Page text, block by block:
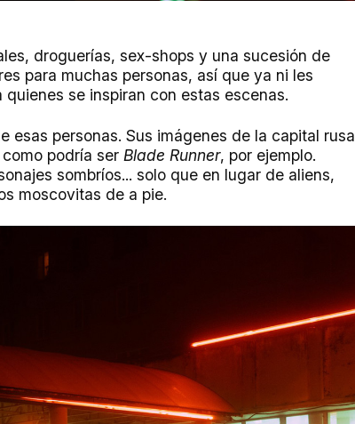
droguerías, sex-shops y una sucesión de
para muchas personas, así que ya ni les
se inspiran con estas escenas.
esas personas. Sus imágenes de la capital rusa
podría ser Blade Runner, por ejemplo.
sombríos... solo que en lugar de aliens,
moscovitas de a pie.